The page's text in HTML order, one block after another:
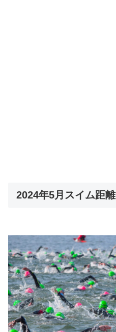
2024年5月スイム距離